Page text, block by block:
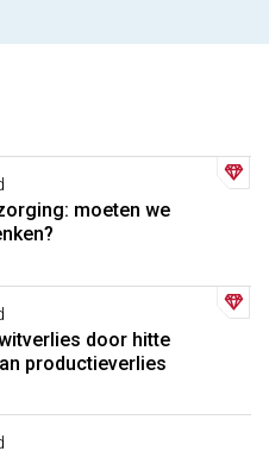
moeten we
door hitte
productieverlies